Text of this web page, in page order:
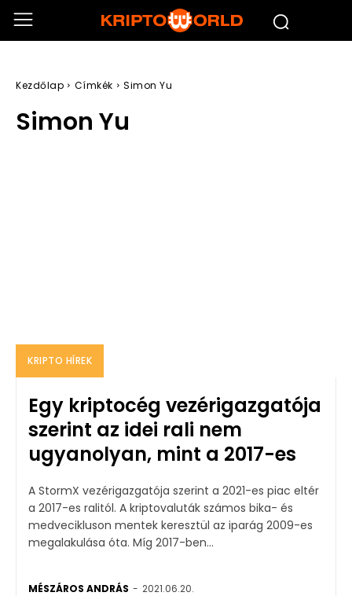
Kezdőlap Címkék Simon Yu
Simon Yu
KRIPTO HÍREK
Egy kriptocég vezérigazgatója
szerint az idei rali nem
ugyanolyan, mint a 2017-es
A StormX vezérigazgatója szerint a 2021-es piac eltér
a 2017-es ralitól. A kriptovaluták számos bika- és
medvecikluson mentek keresztül az iparág 2009-es
megalakulása óta. Míg 2017-ben...
MÉSZÁROS ANDRÁS - 2021.06.20.